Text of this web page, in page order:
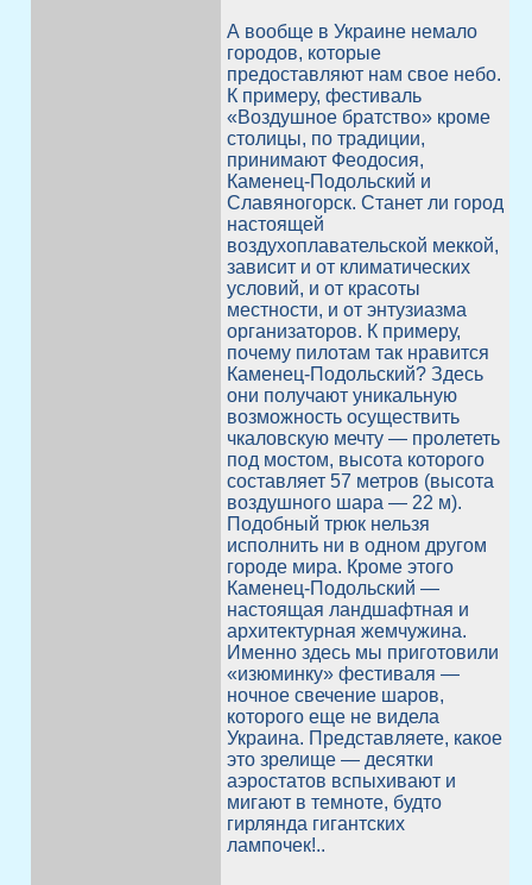
А вообще в Украине немало
городов, которые
предоставляют нам свое небо.
К примеру, фестиваль
«Воздушное братство» кроме
столицы, по традиции,
принимают Феодосия,
Каменец-Подольский и
Славяногорск. Станет ли город
настоящей
воздухоплавательской меккой,
зависит и от климатических
условий, и от красоты
местности, и от энтузиазма
организаторов. К примеру,
почему пилотам так нравится
Каменец-Подольский? Здесь
они получают уникальную
возможность осуществить
чкаловскую мечту — пролететь
под мостом, высота которого
составляет 57 метров (высота
воздушного шара — 22 м).
Подобный трюк нельзя
исполнить ни в одном другом
городе мира. Кроме этого
Каменец-Подольский —
настоящая ландшафтная и
архитектурная жемчужина.
Именно здесь мы приготовили
«изюминку» фестиваля —
ночное свечение шаров,
которого еще не видела
Украина. Представляете, какое
это зрелище — десятки
аэростатов вспыхивают и
мигают в темноте, будто
гирлянда гигантских
лампочек!..